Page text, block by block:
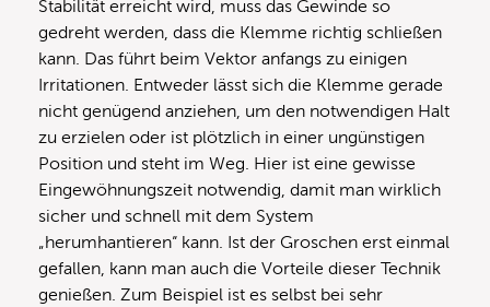
Stabilität erreicht wird, muss das Gewinde so
gedreht werden, dass die Klemme richtig schließen
kann. Das führt beim Vektor anfangs zu einigen
Irritationen. Entweder lässt sich die Klemme gerade
nicht genügend anziehen, um den notwendigen Halt
zu erzielen oder ist plötzlich in einer ungünstigen
Position und steht im Weg. Hier ist eine gewisse
Eingewöhnungszeit notwendig, damit man wirklich
sicher und schnell mit dem System
„herumhantieren“ kann. Ist der Groschen erst einmal
gefallen, kann man auch die Vorteile dieser Technik
genießen. Zum Beispiel ist es selbst bei sehr